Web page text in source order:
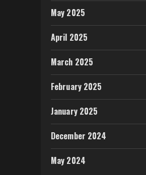
May 2025
April 2025
March 2025
February 2025
January 2025
December 2024
May 2024